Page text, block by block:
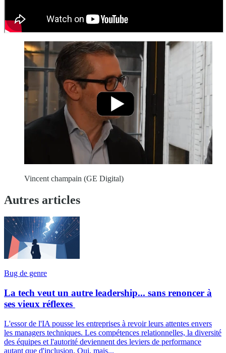
Vincent champain (GE Digital)
Autres articles
Bug de genre
La tech veut un autre leadership... sans renoncer à
ses vieux réflexes
L'essor de l'IA pousse les entreprises à revoir leurs attentes envers
les managers techniques. Les compétences relationnelles, la diversité
des équipes et l'autorité deviennent des leviers de performance
autant que d'inclusion. Oui, mais...